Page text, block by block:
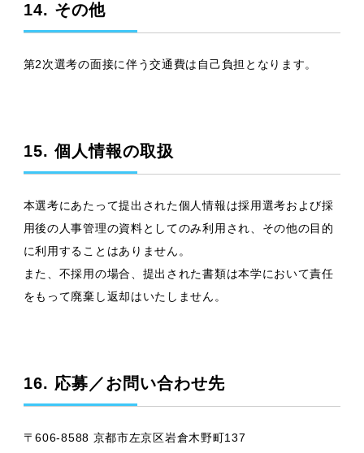
14. その他
第2次選考の面接に伴う交通費は自己負担となります。
15. 個人情報の取扱
本選考にあたって提出された個人情報は採用選考および採
用後の人事管理の資料としてのみ利用され、その他の目的
に利用することはありません。
また、不採用の場合、提出された書類は本学において責任
をもって廃棄し返却はいたしません。
16. 応募／お問い合わせ先
〒606-8588 京都市左京区岩倉木野町137